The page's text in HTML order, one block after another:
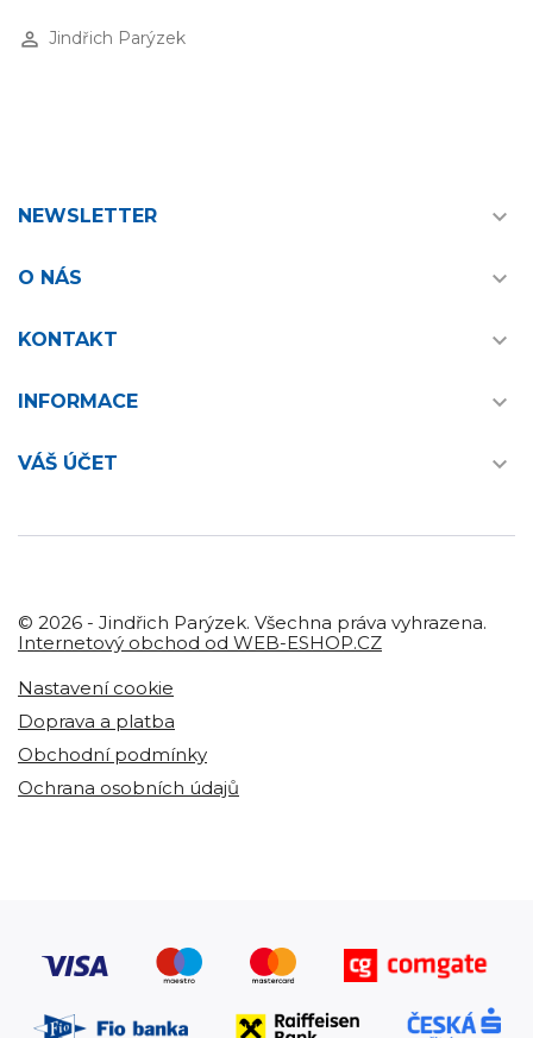
perm_identity Jindřich Parýzek
NEWSLETTER 
O NÁS 
KONTAKT 
INFORMACE 
VÁŠ ÚČET 
© 2026 - Jindřich Parýzek. Všechna práva vyhrazena.
Internetový obchod od WEB-ESHOP.CZ
Nastavení cookie
Doprava a platba
Obchodní podmínky
Ochrana osobních údajů